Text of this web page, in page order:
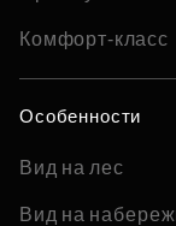
Комфорт-класс
Особенности
Вид на лес
Вид на